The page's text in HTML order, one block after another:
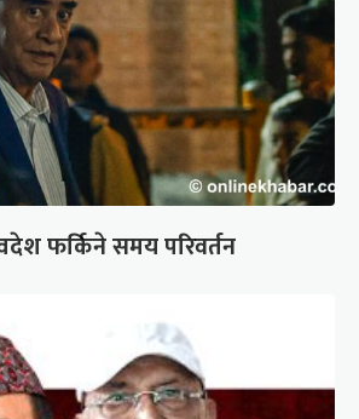
फर्किने समय परिवर्तन